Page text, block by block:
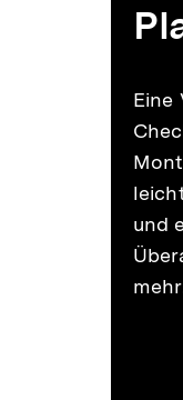
Eine
und